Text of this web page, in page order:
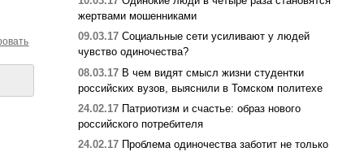
жертвами мошенниками
09.03.17 Социальные сети усиливают у людей
чувство одиночества?
08.03.17 В чем видят смысл жизни студентки
российских вузов, выяснили в Томском политехе
24.02.17 Патриотизм и счастье: образ нового
российского потребителя
24.02.17 Проблема одиночества заботит не только